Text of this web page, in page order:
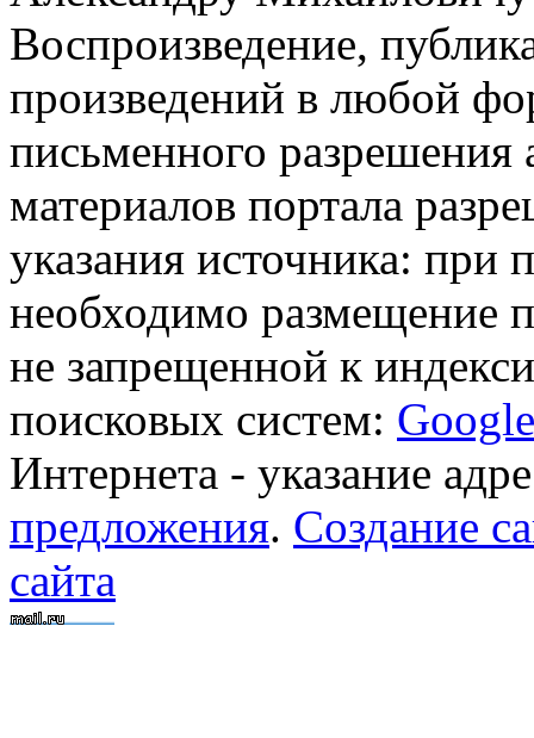
Воспроизведение,
произведений в любой
письменного разрешения
материалов портала
указания источника: при
необходимо размещение
не запрещенной к
поисковых систем: Google
Интернета - указание
предложения. Создание
сайта